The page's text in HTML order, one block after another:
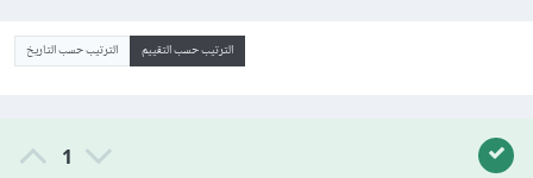
الترتيب حسب التقييم الترتيب حسب التاريخ
1